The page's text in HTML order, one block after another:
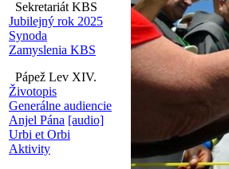
Sekretariát KBS
Jubilejný rok 2025
Synoda
Zamyslenia KBS
Pápež Lev XIV.
Životopis
Generálne audiencie
Anjel Pána [audio]
Urbi et Orbi
Aktivity